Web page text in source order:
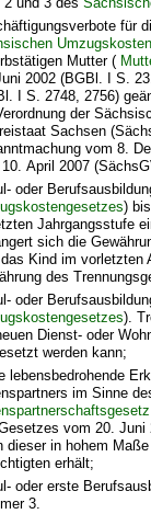
für
Mutter (
2002 (BGBl. I S.
I S. 2748, 2756)
der
Sachsen
vom 8.
April 2007
oder
)
Jahrgangsstufe
sich die
Kind im vorletzten
des
oder
).
Dienst- oder
werden kann;
lebensbedrohende
im Sinne
vom 20. Juni
dieser in hohem
erhält;
oder erste
3.